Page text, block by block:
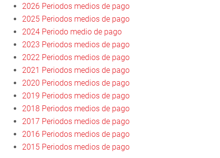
2026 Periodos medios de pago
2025 Periodos medios de pago
2024 Periodo medio de pago
2023 Periodos medios de pago
2022 Periodos medios de pago
2021 Periodos medios de pago
2020 Periodos medios de pago
2019 Periodos medios de pago
2018 Periodos medios de pago
2017 Periodos medios de pago
2016 Periodos medios de pago
2015 Periodos medios de pago